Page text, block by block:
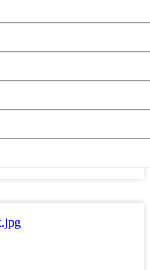
80
fațade, 80kPa, 4cm